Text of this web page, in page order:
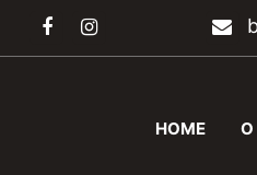
HOME O